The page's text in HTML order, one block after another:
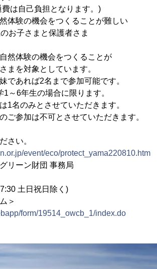
己負担となります。)
の機会をつくることが難しい
まと保護者さま
の機会をつくることが
象としています。
2名まで参加可能です。
の場合に限ります。
とさせていただきます。
不可とさせていただきます。
さい。
event/eco/protect_yama220810.htm
リーン財団 事務局
日祝日除く)
form/19514_owcb_1/index.do